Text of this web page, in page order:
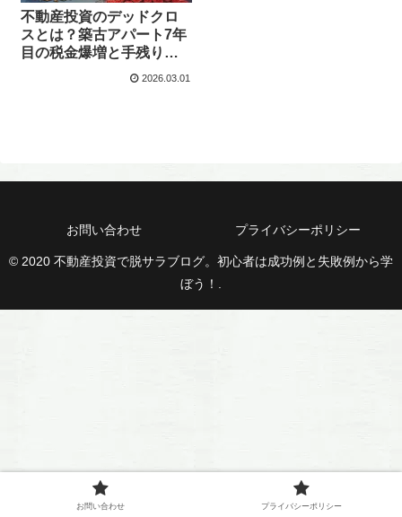
不動産投資のデッドクロ
スとは？築古アパート7年
目の税金爆増と手残り激
2026.03.01
お問い合わせ プライバシーポリシー
© 2020 不動産投資で脱サラブログ。初心者は成功例と失敗例から学
ぼう！.
お問い合わせ プライバシーポリシー